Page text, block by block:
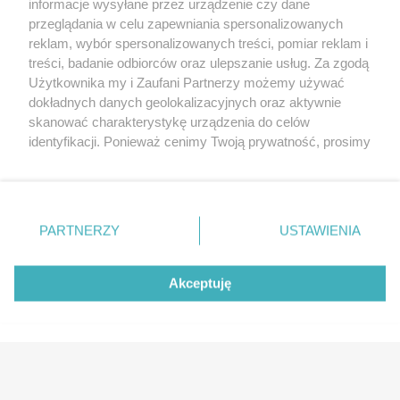
targi
Wernisaże
Więcej
Redakcja
Specjalny koncert z okazji
20. urodzin portalu
wSzczecinie.pl
Regulamin konkursów
śniadaniówka "Hej
Szczecin! Jest piątek!"
Partnerzy
POZASzczecin.pl
informacje wysyłane przez urządzenie czy dane
przeglądania w celu zapewniania spersonalizowanych
reklam, wybór spersonalizowanych treści, pomiar reklam i
treści, badanie odbiorców oraz ulepszanie usług. Za zgodą
Użytkownika my i Zaufani Partnerzy możemy używać
dokładnych danych geolokalizacyjnych oraz aktywnie
skanować charakterystykę urządzenia do celów
identyfikacji. Ponieważ cenimy Twoją prywatność, prosimy
prywatności znajdujący się w lewym dolnym rogu strony
. Niektóre rodzaje przetwarzania danych nie wymagają
takiemu przetwarzaniu. Preferencje będą miały
zastosowania tylko na tej witrynie.
PARTNERZY USTAWIENIA
Akceptuję